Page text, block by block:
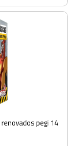
pegi 14